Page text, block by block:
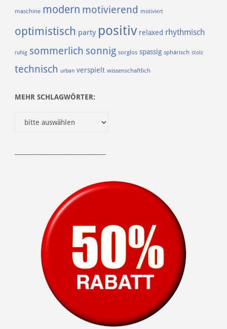
maschine modern motivierend motiviert
optimistisch party positiv relaxed rhythmisch
ruhig sommerlich sonnig sorglos spassig sphärisch stolz
technisch urban verspielt wissenschaftlich
MEHR SCHLAGWÖRTER: